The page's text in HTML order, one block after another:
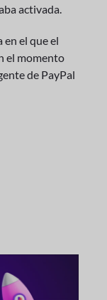
activada.
el que el
el momento
de PayPal